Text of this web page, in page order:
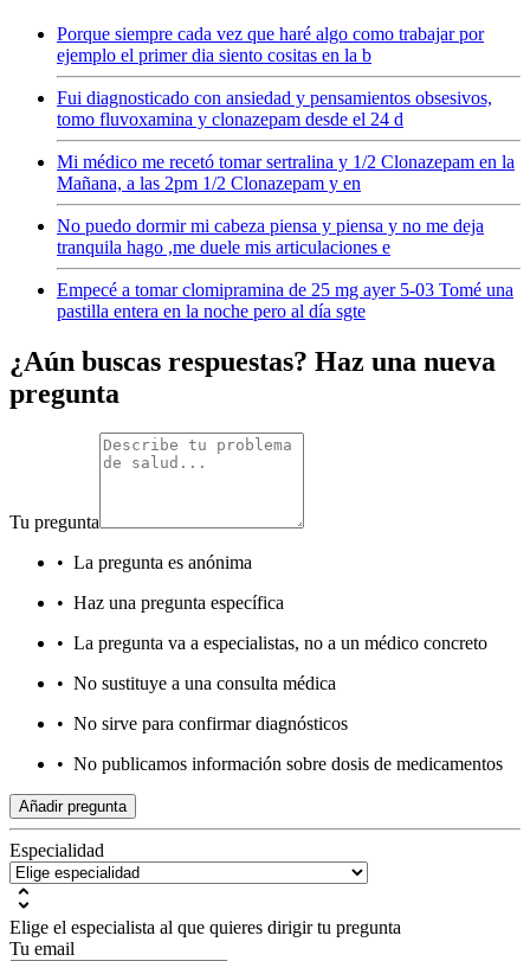
Porque siempre cada vez que haré algo como trabajar por
ejemplo el primer dia siento cositas en la b
Fui diagnosticado con ansiedad y pensamientos obsesivos,
tomo fluvoxamina y clonazepam desde el 24 d
Mi médico me recetó tomar sertralina y 1/2 Clonazepam en la
Mañana, a las 2pm 1/2 Clonazepam y en
No puedo dormir mi cabeza piensa y piensa y no me deja
tranquila hago ,me duele mis articulaciones e
Empecé a tomar clomipramina de 25 mg ayer 5-03 Tomé una
pastilla entera en la noche pero al día sgte
¿Aún buscas respuestas? Haz una nueva
pregunta
Tu pregunta
• La pregunta es anónima
• Haz una pregunta específica
• La pregunta va a especialistas, no a un médico concreto
• No sustituye a una consulta médica
• No sirve para confirmar diagnósticos
• No publicamos información sobre dosis de medicamentos
Añadir pregunta
Especialidad
Elige el especialista al que quieres dirigir tu pregunta
Tu email